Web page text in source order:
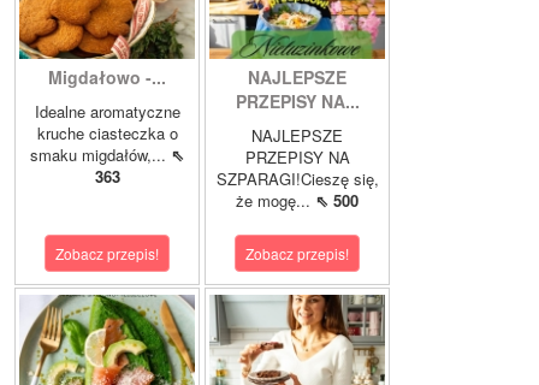
Migdałowo -...
Idealne aromatyczne
kruche ciasteczka o
smaku migdałów,... ⇖
363
Zobacz przepis!
NAJLEPSZE
PRZEPISY NA...
NAJLEPSZE
PRZEPISY NA
SZPARAGI!Cieszę się,
że mogę... ⇖ 500
Zobacz przepis!